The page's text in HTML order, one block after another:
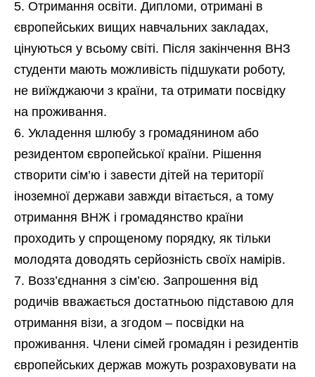
Отримання освіти. Дипломи, отримані в
європейських вищих навчальних закладах,
цінуються у всьому світі. Після закінчення ВНЗ
студенти мають можливість підшукати роботу,
не виїжджаючи з країни, та отримати посвідку
на проживання.
Укладення шлюбу з громадянином або
резидентом європейської країни. Рішення
створити сім’ю і завести дітей на території
іноземної держави завжди вітається, а тому
отримання ВНЖ і громадянство країни
проходить у спрощеному порядку, як тільки
молодята доводять серйозність своїх намірів.
Возз’єднання з сім’єю. Запрошення від
родичів вважається достатньою підставою для
отримання візи, а згодом – посвідки на
проживання. Члени сімей громадян і резидентів
європейських держав можуть розраховувати на